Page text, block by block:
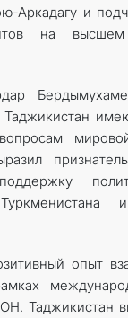
Аркадагу и
на высшем
Таджикистан
Туркменистана
опыт
Таджикистан